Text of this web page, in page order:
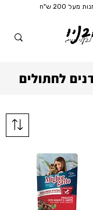
200 ש"ח
לבעלי חיים
לחתולים